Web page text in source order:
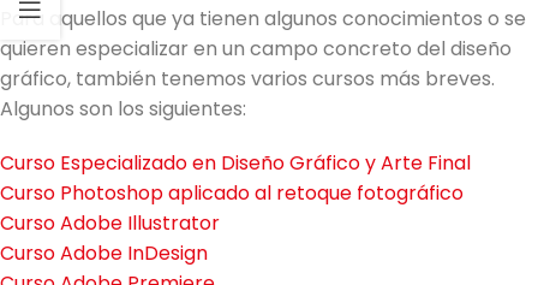
Para aquellos que ya tienen algunos conocimientos o se
quieren especializar en un campo concreto del diseño
gráfico, también tenemos varios cursos más breves.
Algunos son los siguientes:
Curso Especializado en Diseño Gráfico y Arte Final
Curso Photoshop aplicado al retoque fotográfico
Curso Adobe Illustrator
Curso Adobe InDesign